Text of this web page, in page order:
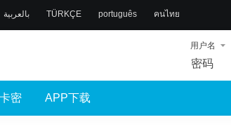
بالعربية TÜRKÇE português คนไทย
用户名
密码
密 APP下载